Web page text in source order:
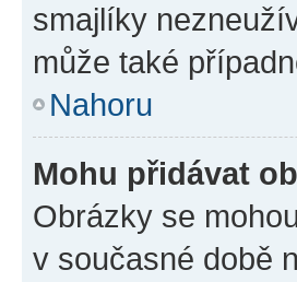
smajlíky
může také
Nahoru
Mohu přidávat
Obrázky se
v současné době